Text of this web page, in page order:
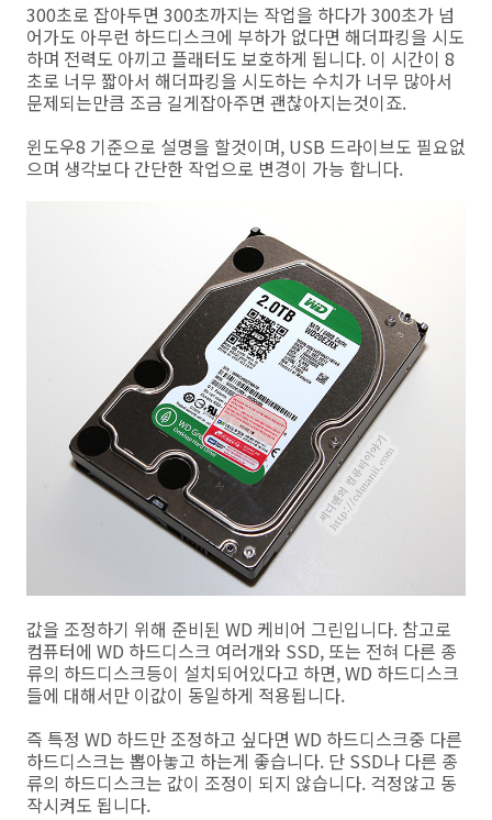
300초로 잡아두면 300초까지는 작업을 하다가 300초가 넘
어가도 아무런 하드디스크에 부하가 없다면 해더파킹을 시도
하며 전력도 아끼고 플래터도 보호하게 됩니다. 이 시간이 8
초로 너무 짧아서 해더파킹을 시도하는 수치가 너무 많아서
문제되는만큼 조금 길게잡아주면 괜찮아지는것이죠.
윈도우8 기준으로 설명을 할것이며, USB 드라이브도 필요없
으며 생각보다 간단한 작업으로 변경이 가능 합니다.
값을 조정하기 위해 준비된 WD 케비어 그린입니다. 참고로
컴퓨터에 WD 하드디스크 여러개와 SSD, 또는 전혀 다른 종
류의 하드디스크등이 설치되어있다고 하면, WD 하드디스크
들에 대해서만 이값이 동일하게 적용됩니다.
즉 특정 WD 하드만 조정하고 싶다면 WD 하드디스크중 다른
하드디스크는 뽑아놓고 하는게 좋습니다. 단 SSD나 다른 종
류의 하드디스크는 값이 조정이 되지 않습니다. 걱정않고 동
작시켜도 됩니다.